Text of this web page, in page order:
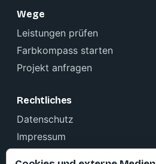
Wege
Leistungen prüfen
Farbkompass starten
Projekt anfragen
Rechtliches
Datenschutz
Impressum